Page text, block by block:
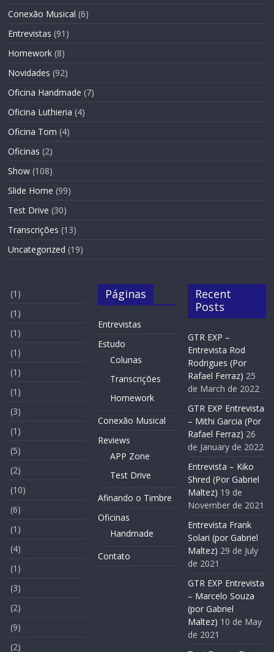
Conexão Musical (6)
Entrevistas (91)
Homework (8)
Novidades (92)
Oficina Handmade (7)
Oficina Luthieria (4)
Oficina Tom (4)
Oficinas (2)
Show (108)
Slide Home (99)
Test Drive (30)
Transcrições (13)
Uncategorized (19)
(1)
(1)
(1)
(1)
(1)
(1)
(3)
(1)
(5)
(2)
(10)
(6)
(1)
(4)
(1)
(3)
(2)
(9)
(2)
Páginas
Entrevistas
Estudo
Colunas
Transcrições
Homework
Conexão Musical
Reviews
APP Zone
Test Drive
Afinando o Timbre
Oficinas
Handmade
Contato
Recent
Posts
GTR EXP –
Entrevista Rod
Rodrigues (Por
Rafael Ferraz) 25
de March de 2022
GTR EXP Entrevista
– Mithi Garcia (Por
Rafael Ferraz) 26
de January de 2022
Entrevista – Kiko
Shred (Por Gabriel
Maltez) 19 de
November de 2021
Entrevista Frank
Solari (por Gabriel
Maltez) 29 de July
de 2021
GTR EXP Entrevista
– Marcelo Souza
(por Gabriel
Maltez) 10 de May
de 2021